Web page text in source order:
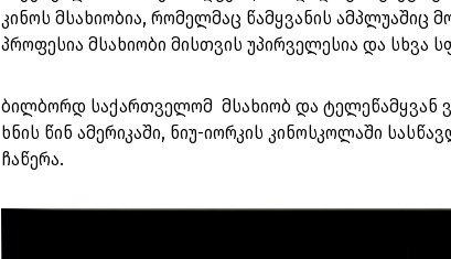
კინოს მსახიობია, რომელმაც წამყვანის ამპლუაშიც
პროფესია მსახიობი მისთვის უპირველესია და სხვა
ბილბორდ საქართველომ მსახიობ და ტელეწამყვან
ხნის წინ ამერიკაში, ნიუ-იორკის კინოსკოლაში
ჩაწერა.